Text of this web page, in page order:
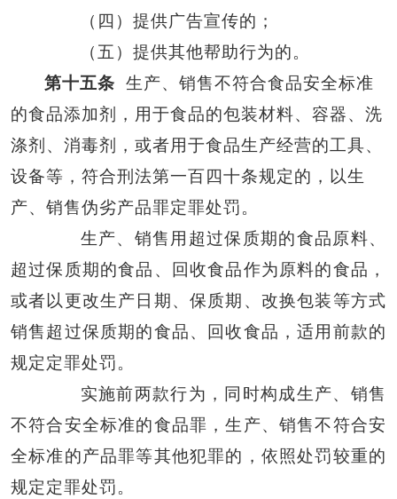
（四）提供广告宣传的；
（五）提供其他帮助行为的。
第十五条 生产、销售不符合食品安全标准
的食品添加剂，用于食品的包装材料、容器、洗
涤剂、消毒剂，或者用于食品生产经营的工具、
设备等，符合刑法第一百四十条规定的，以生
产、销售伪劣产品罪定罪处罚。
生产、销售用超过保质期的食品原料、
超过保质期的食品、回收食品作为原料的食品，
或者以更改生产日期、保质期、改换包装等方式
销售超过保质期的食品、回收食品，适用前款的
规定定罪处罚。
实施前两款行为，同时构成生产、销售
不符合安全标准的食品罪，生产、销售不符合安
全标准的产品罪等其他犯罪的，依照处罚较重的
规定定罪处罚。